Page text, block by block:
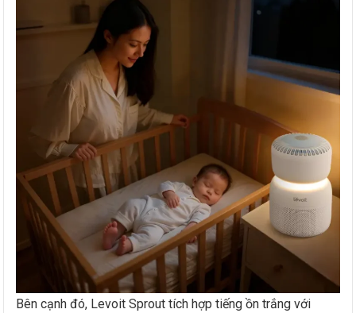
Bên cạnh đó, Levoit Sprout tích hợp tiếng ồn trắng với